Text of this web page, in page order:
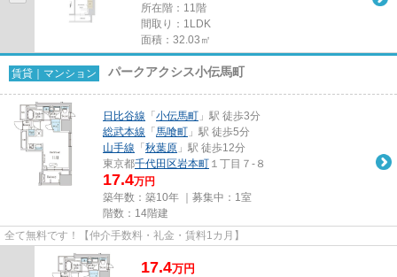
所在階：11階
間取り：1LDK
面積：32.03㎡
賃貸｜マンション パークアクシス小伝馬町
日比谷線 「 小伝馬町 」駅 徒歩3分
総武本線 「 馬喰町 」駅 徒歩5分
山手線 「 秋葉原 」駅 徒歩12分
東京都千代田区岩本町 １丁目７-８
17.4万円
築年数：築10年 ｜募集中： 1室
階数：14階建
全て無料です！【仲介手数料・礼金・賃料1カ月】
17.4万円